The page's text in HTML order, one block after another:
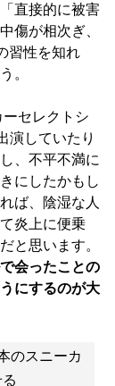
直接的に被害
傷が相次ぎ、
習性を知れ
。
ーセレクトシ
演していたり
、不平不満に
にしたかもし
ば、陰湿な人
炎上に便乗
と思います。
会ったことの
にするのが大
のスニーカ